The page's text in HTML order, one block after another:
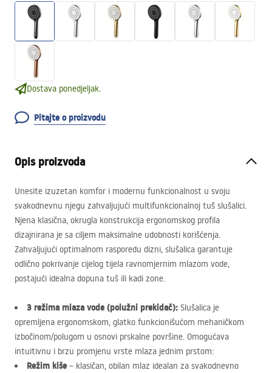
Dostava ponedjeljak.
Pitajte o proizvodu
Opis proizvoda
Unesite izuzetan komfor i modernu funkcionalnost u svoju
svakodnevnu njegu zahvaljujući multifunkcionalnoj tuš slušalici.
Njena klasična, okrugla konstrukcija ergonomskog profila
dizajnirana je sa ciljem maksimalne udobnosti korišćenja.
Zahvaljujući optimalnom rasporedu dizni, slušalica garantuje
odlično pokrivanje cijelog tijela ravnomjernim mlazom vode,
postajući idealna dopuna tuš ili kadi zone.
3 režima mlaza vode (polužni prekidač): Slušalica je
opremljena ergonomskom, glatko funkcionišućom mehaničkom
izbočinom/polugom u osnovi prskalne površine. Omogućava
intuitivnu i brzu promjenu vrste mlaza jednim prstom:
Režim kiše – klasičan, obilan mlaz idealan za svakodnevno